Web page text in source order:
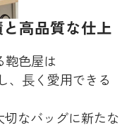
高品質な仕上
鞄色屋は
、長く愛用できる
なバッグに新たな